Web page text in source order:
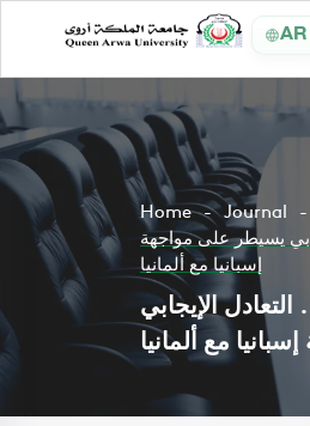
AR
Home
Journal
يسيطر على مواجهة
إسبانيا مع ألمانيا
الإيجابي
مع ألمانيا